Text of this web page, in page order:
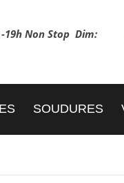
19h Non Stop Dim:
SOUDURES